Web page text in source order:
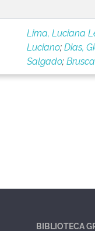
Lima, Luciana
Luciano;Dias,
Salgado;
BIBLIOTECA